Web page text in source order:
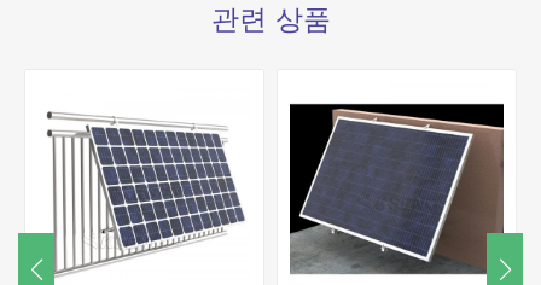
관련 상품